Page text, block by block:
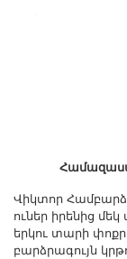
Վիկտոր
ուներ իրենից
երկու տարի փոքր
բարձրագույն